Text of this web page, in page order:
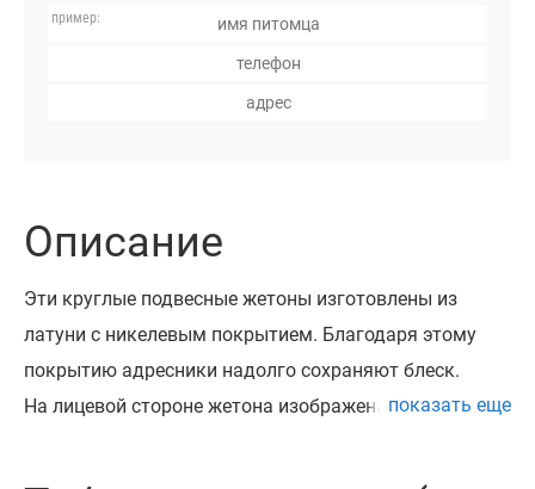
Описание
Эти круглые подвесные жетоны изготовлены из
латуни с никелевым покрытием. Благодаря этому
покрытию адресники надолго сохраняют блеск.
На лицевой стороне жетона изображена косточка на
показать еще